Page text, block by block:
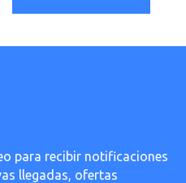
para recibir notificaciones
llegadas, ofertas